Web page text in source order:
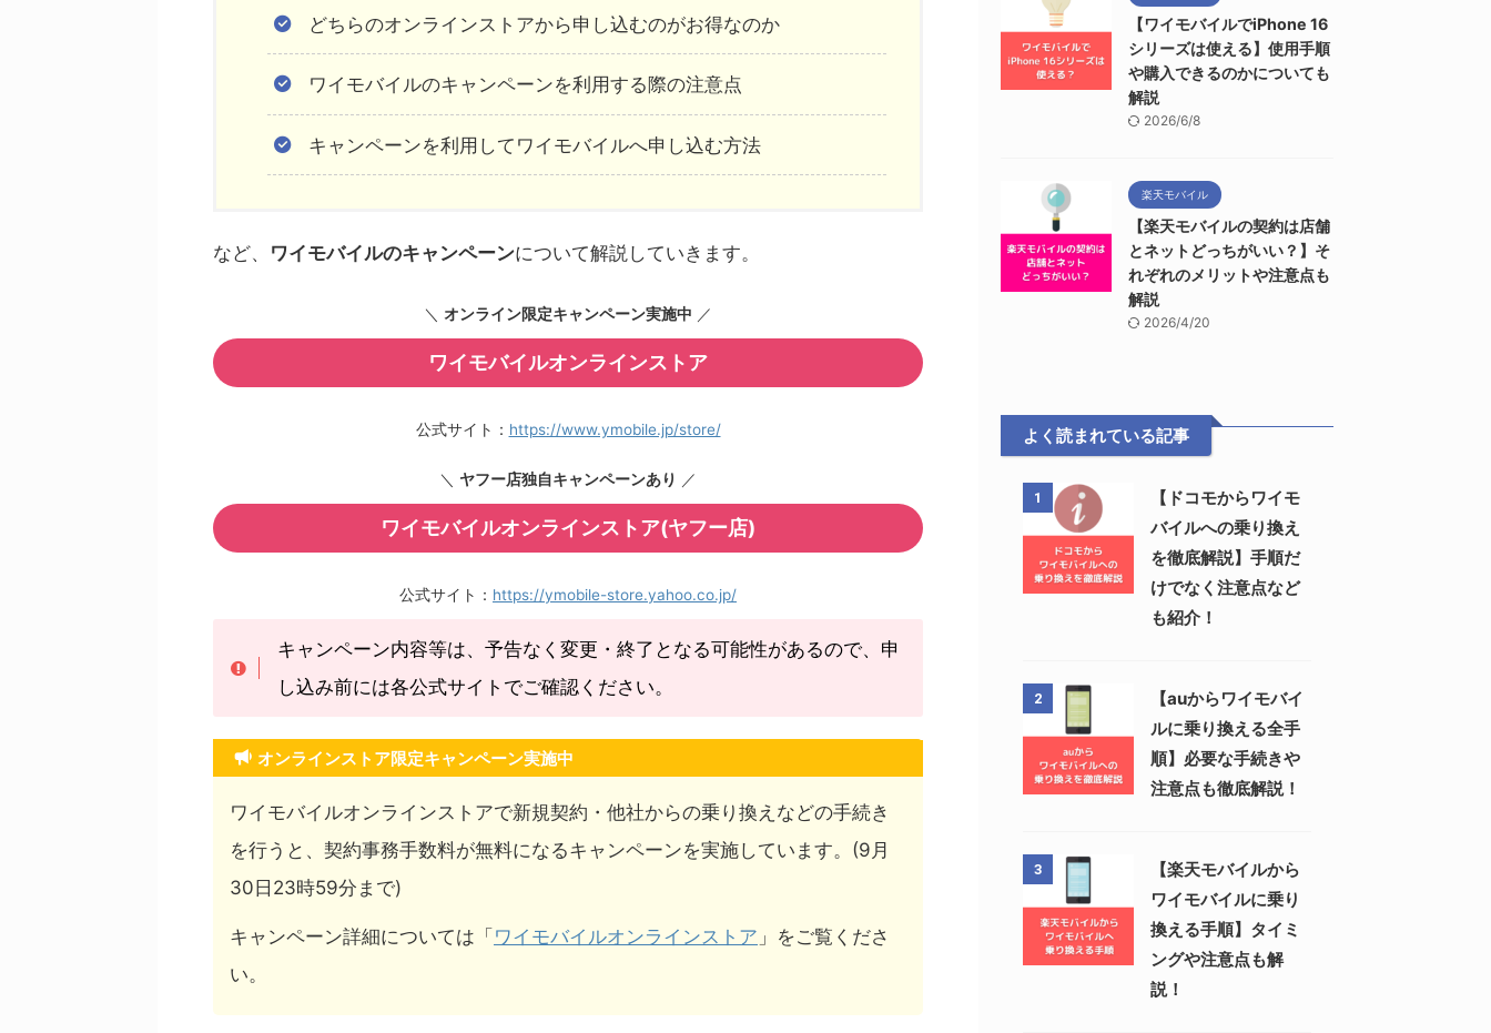
どちらのオンラインストアから申し込むのがお得なのか
ワイモバイルのキャンペーンを利用する際の注意点
キャンペーンを利用してワイモバイルへ申し込む方法
など、 ワイモバイルのキャンペーンについて解説していきます。
＼ オンライン限定キャンペーン実施中 ／
ワイモバイルオンラインストア
公式サイト： https://www.ymobile.jp/store/
＼ ヤフー店独自キャンペーンあり ／
ワイモバイルオンラインストア(ヤフー店)
公式サイト： https://ymobile-store.yahoo.co.jp/
キャンペーン内容等は、予告なく変更・終了となる可能性があるので、申
し込み前には各公式サイトでご確認ください。
オンラインストア限定キャンペーン実施中
ワイモバイルオンラインストアで新規契約・他社からの乗り換えなどの手続き
を行うと、契約事務手数料が無料になるキャンペーンを実施しています。(9月
30日23時59分まで)
キャンペーン詳細については「 ワイモバイルオンラインストア 」をご覧くださ
い。
【ワイモバイルでiPhone 16
シリーズは使える】使用手順
や購入できるのかについても
解説
2026/6/8
楽天モバイル
【楽天モバイルの契約は店舗
とネットどっちがいい？】そ
れぞれのメリットや注意点も
解説
2026/4/20
よく読まれている記事
1
【ドコモからワイモ
バイルへの乗り換え
を徹底解説】手順だ
けでなく注意点など
も紹介！
2
【auからワイモバイ
ルに乗り換える全手
順】必要な手続きや
注意点も徹底解説！
3
【楽天モバイルから
ワイモバイルに乗り
換える手順】タイミ
ングや注意点も解
説！